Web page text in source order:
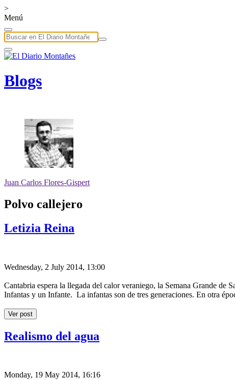
>
Menú
Blogs
Juan Carlos Flores-Gispert
Polvo callejero
Letizia Reina
Wednesday, 2 July 2014, 13:00
Cantabria espera la llegada del calor veraniego, la Semana Grande de
Infantas y un Infante. La infantas son de tres generaciones. En otra
Ver post
Realismo del agua
Monday, 19 May 2014, 16:16